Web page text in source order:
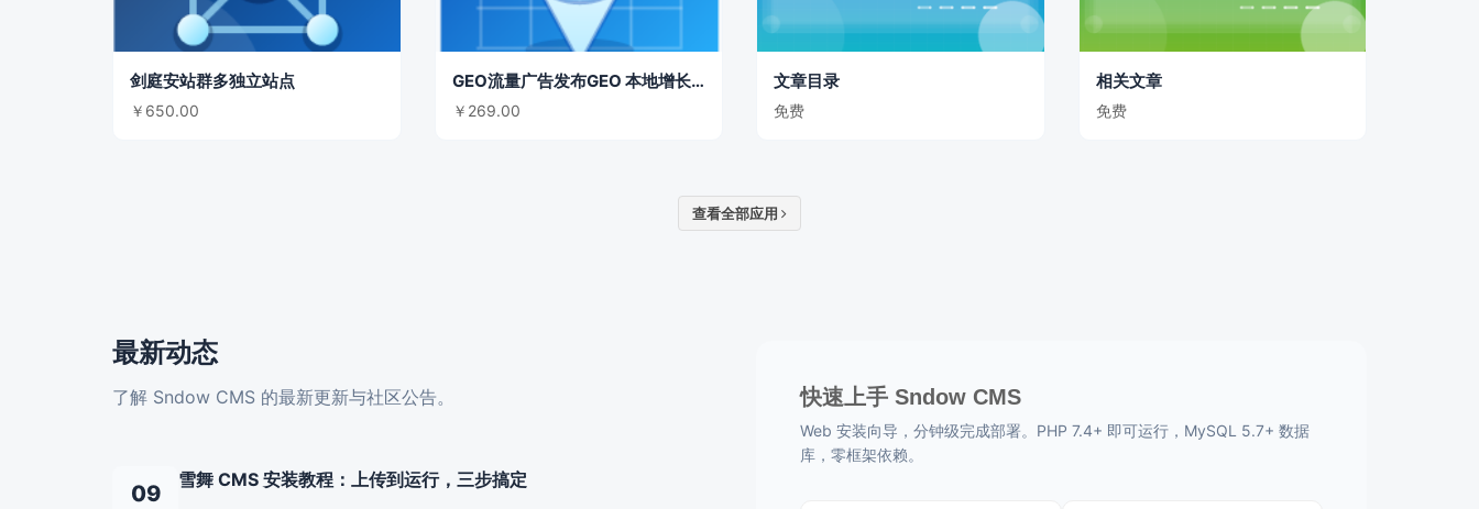
剑庭安站群多独立站点
￥650.00
GEO流量广告发布GEO 本地增长主题
￥269.00
文章目录
免费
相关文章
免费
查看全部应用
最新动态
了解 Sndow CMS 的最新更新与社区公告。
09
雪舞 CMS 安装教程：上传到运行，三步搞定
快速上手 Sndow CMS
Web 安装向导，分钟级完成部署。PHP 7.4+ 即可运行，MySQL 5.7+ 数据
库，零框架依赖。